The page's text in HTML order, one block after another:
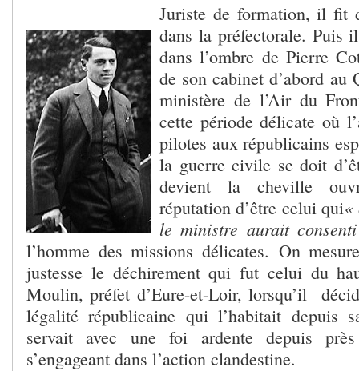
Juriste de formation, il fit
dans la préfectorale. Puis
dans l’ombre de Pierre
de son cabinet d’abord au
ministère de l’Air du
cette période délicate où
pilotes aux républicains
la guerre civile se doit
devient la cheville
réputation d’être celui qui«
le ministre aurait
l’homme des missions délicates. On
justesse le déchirement qui fut celui du
Moulin, préfet d’Eure-et-Loir, lorsqu’il
légalité républicaine qui l’habitait depuis
servait avec une foi ardente depuis
s’engageant dans l’action clandestine.